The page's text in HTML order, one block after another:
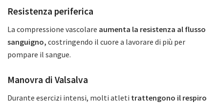
Resistenza periferica
La compressione vascolare aumenta la resistenza al flusso
sanguigno, costringendo il cuore a lavorare di più per
pompare il sangue.
Manovra di Valsalva
Durante esercizi intensi, molti atleti trattengono il respiro